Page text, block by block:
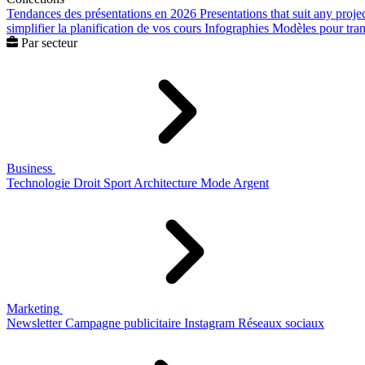
Tendances des présentations en 2026 Presentations that suit any
simplifier la planification de vos cours Infographies Modèles pour
Par secteur
Business
Technologie Droit Sport Architecture Mode Argent
Marketing
Newsletter Campagne publicitaire Instagram Réseaux sociaux